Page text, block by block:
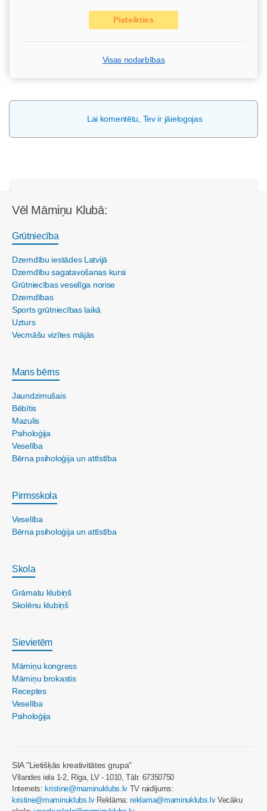
Pieteikties
Visas nodarbības
Lai komentētu, Tev ir jāielogojas
Vēl Māmiņu Klubā:
Grūtniecība
Dzemdību iestādes Latvijā
Dzemdību sagatavošanas kursi
Grūtniecības veselīga norise
Dzemdības
Sports grūtniecības laikā
Uzturs
Vecmāšu vizītes mājās
Mans bērns
Jaundzimušais
Bēbītis
Mazulis
Psiholoģija
Veselība
Bērna psiholoģija un attīstība
Pirmsskola
Veselība
Bērna psiholoģija un attīstība
Skola
Grāmatu klubiņš
Skolēnu klubiņš
Sievietēm
Māmiņu kongress
Māmiņu brokastis
Receptes
Veselība
Psiholoģija
SIA "Lietišķās kreativitātes grupa"
Vīlandes iela 1-2, Rīga, LV - 1010, Tālr. 67350750
Internets:kristine@maminuklubs.lv TV raidījums:
kristine@maminuklubs.lvReklāma:reklama@maminuklubs.lvVecāku